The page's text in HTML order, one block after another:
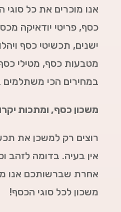
אנו מוכרים את כל סוגי
כסף, פריטי יודאיקה
ישנים, תכשיטי כסף
מטבעות כסף, מטילי
במחירים הכי משתלמים
משכון כסף, ומתכות
רוצים רק למשכן את
אין בעיה. בדומה לזהב
אחרת שברשותכם אנו
משכון לכל סוגי הכסף!